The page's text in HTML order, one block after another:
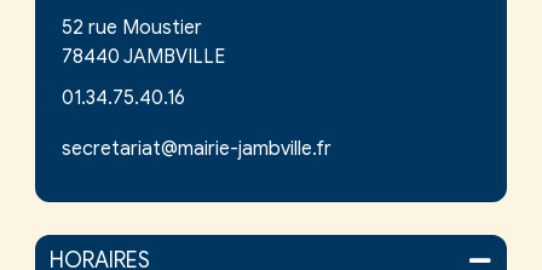
52 rue Moustier
78440 JAMBVILLE
01.34.75.40.16
secretariat@mairie-jambville.fr
HORAIRES